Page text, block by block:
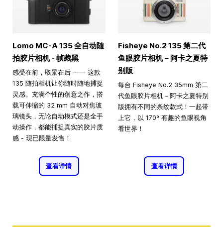
Lomo MC-A 135 全自动随
拍胶片相机 - 帧藏黑
感受在前，取景在后 —— 这款
135 随拍相机让你随时随地捕捉
灵感。充满个性的创意之作，搭
载可伸缩的 32 mm 自动对焦玻
璃镜头，无论自动模式还是全手
动操作，都能捕捉真实的胶片质
感 - 现已限量发售！
查看详情
Fisheye No.2 135 第二代
鱼眼胶片相机－阿卡之夏特
别版
每台 Fisheye No.2 35mm 第二
代鱼眼胶片相机－阿卡之夏特别
版拥有不同的条纹款式！一起带
上它，以 170º 有趣的鱼眼视角
看世界！
查看详情